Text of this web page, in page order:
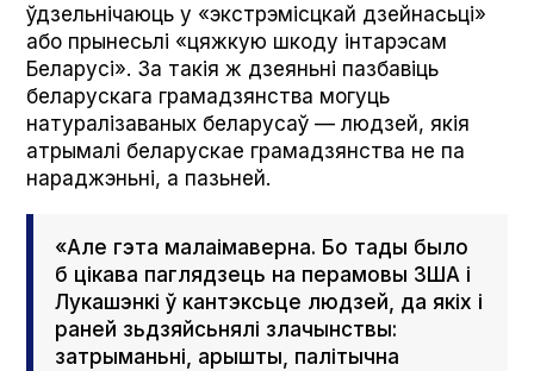
ўдзельнічаюць у «экстрэмісцкай дзейнасьці»
або прынесьлі «цяжкую шкоду інтарэсам
Беларусі». За такія ж дзеяньні пазбавіць
беларускага грамадзянства могуць
натуралізаваных беларусаў — людзей, якія
атрымалі беларускае грамадзянства не па
нараджэньні, а пазьней.
«Але гэта малаімаверна. Бо тады было
б цікава паглядзець на перамовы ЗША і
Лукашэнкі ў кантэксьце людзей, да якіх і
раней зьдзяйсьнялі злачынствы:
затрыманьні, арышты, палітычна